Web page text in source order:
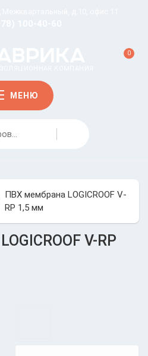
МЕНЮ
0
ПВХ мембрана LOGICROOF V-
RP 1,5 мм
V-RP